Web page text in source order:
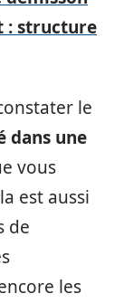
: structure
le
dans une
vous
est aussi
de
les